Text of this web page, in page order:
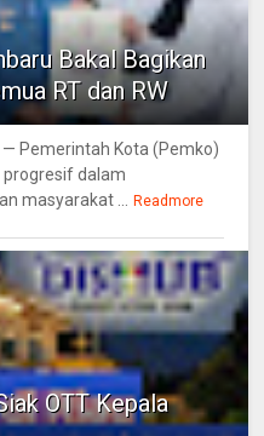
Bakal Bagikan
RT dan RW
— Pemerintah Kota (Pemko)
progresif dalam
masyarakat ... Readmore
OTT Kepala